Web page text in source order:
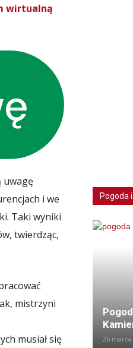
wirtualną
uwagę
i we
Taki wyniki
twierdząc,
mistrzyni
musiał się
Pogoda
26 marca